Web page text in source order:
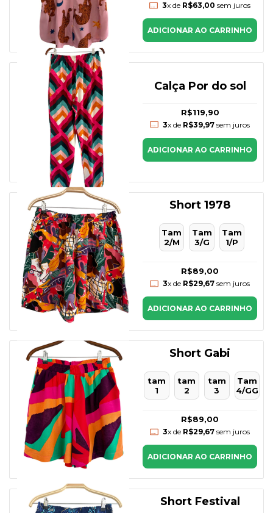
3x de R$63,00 sem juros
ADICIONAR AO CARRINHO
Calça Por do sol
R$119,90
3x de R$39,97sem juros
ADICIONAR AO CARRINHO
Short 1978
Tam
2/M
Tam
3/G
Tam
1/P
R$89,00
3x de R$29,67sem juros
ADICIONAR AO CARRINHO
Short Gabi
tam
1
tam
2
tam
3
Tam
4/GG
R$89,00
3x de R$29,67sem juros
ADICIONAR AO CARRINHO
Short Festival